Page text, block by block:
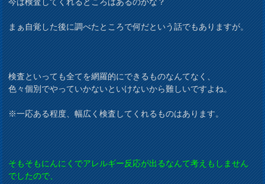
まぁ自覚した後に調べたところで何だという話でもありますが。
検査といっても全てを網羅的にできるものなんてなく、
色々個別でやっていかないといけないから難しいですよね。
※一応ある程度、幅広く検査してくれるものはあります。
そもそもにんにくでアレルギー反応が出るなんて考えもしません
でしたので、